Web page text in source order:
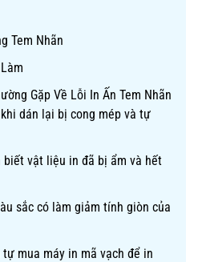
Tem Nhãn
Gặp Về Lỗi In Ấn Tem Nhãn
dán lại bị cong mép và tự
biết vật liệu in đã bị ẩm và hết
sắc có làm giảm tính giòn của
mua máy in mã vạch để in